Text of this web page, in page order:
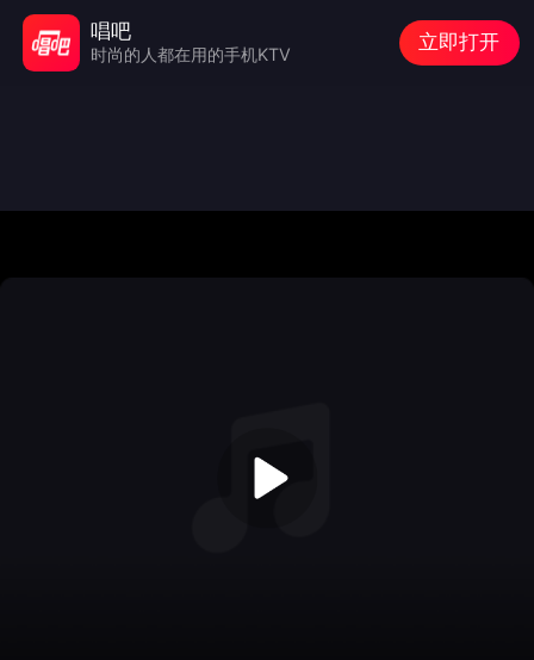
Audio/video is not supported
Please Try
唱吧
时尚的人都在用的手机KTV
立即打开